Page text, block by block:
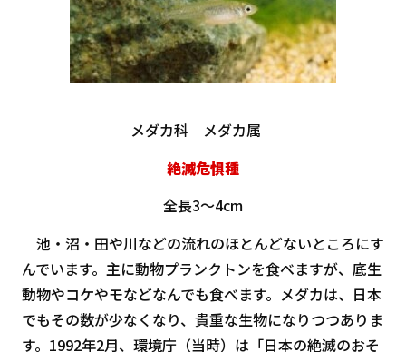
メダカ科 メダカ属
絶滅危惧種
全長3～4cm
池・沼・田や川などの流れのほとんどないところにす
んでいます。主に動物プランクトンを食べますが、底生
動物やコケやモなどなんでも食べます。メダカは、日本
でもその数が少なくなり、貴重な生物になりつつありま
す。1992年2月、環境庁（当時）は「日本の絶滅のおそ